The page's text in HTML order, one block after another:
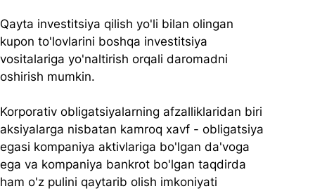
Qayta investitsiya qilish yo'li bilan olingan
kupon to'lovlarini boshqa investitsiya
vositalariga yo'naltirish orqali daromadni
oshirish mumkin.
Korporativ obligatsiyalarning afzalliklaridan biri
aksiyalarga nisbatan kamroq xavf - obligatsiya
egasi kompaniya aktivlariga bo'lgan da'voga
ega va kompaniya bankrot bo'lgan taqdirda
ham o'z pulini qaytarib olish imkoniyati